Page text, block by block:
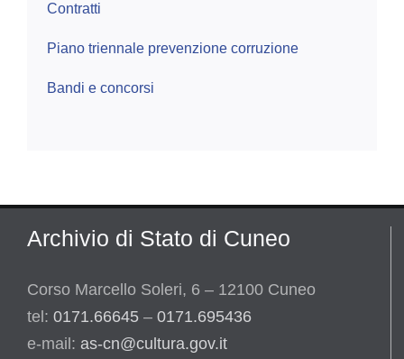
Contratti
Piano triennale prevenzione corruzione
Bandi e concorsi
Archivio di Stato di Cuneo
Corso Marcello Soleri, 6 – 12100 Cuneo
tel: 0171.66645 – 0171.695436
e-mail: as-cn@cultura.gov.it